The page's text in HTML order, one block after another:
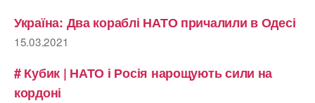
Україна: Два кораблі НАТО причалили в Одесі
15.03.2021
# Кубик | НАТО і Росія нарощують сили на
кордоні